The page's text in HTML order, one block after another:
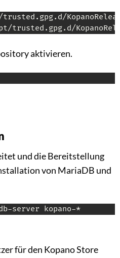
trusted.gpg.d/
aktivieren.
und die Bereitstellung
von MariaDB und
server kopano-*
für den Kopano Store